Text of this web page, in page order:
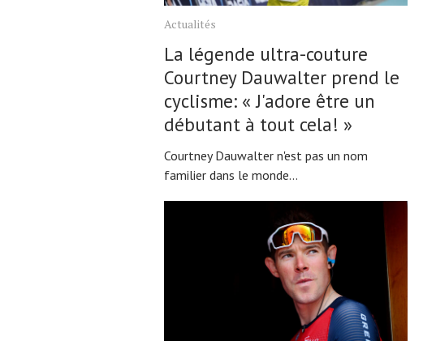
Actualités
La légende ultra-couture
Courtney Dauwalter prend le
cyclisme: « J'adore être un
débutant à tout cela! »
Courtney Dauwalter n'est pas un nom
familier dans le monde...